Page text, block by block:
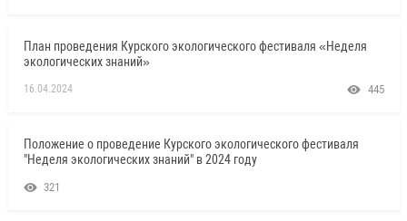
План проведения Курского экологического фестиваля «Неделя
экологических знаний»
16.04.2024 445
Положение о проведение Курского экологического фестиваля
"Неделя экологических знаний" в 2024 году
321